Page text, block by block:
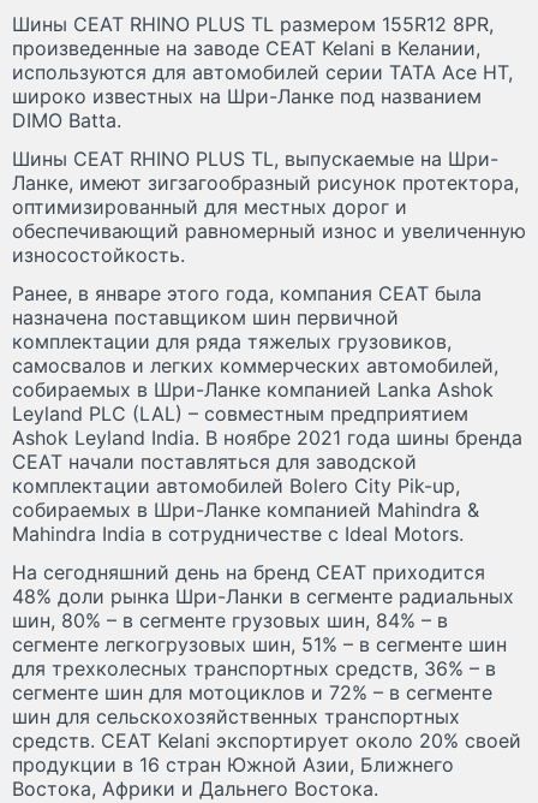
Шины CEAT RHINO PLUS TL размером 155R12 8PR,
произведенные на заводе CEAT Kelani в Келании,
используются для автомобилей серии TATA Ace HT,
широко известных на Шри-Ланке под названием
DIMO Batta.
Шины CEAT RHINO PLUS TL, выпускаемые на Шри-
Ланке, имеют зигзагообразный рисунок протектора,
оптимизированный для местных дорог и
обеспечивающий равномерный износ и увеличенную
износостойкость.
Ранее, в январе этого года, компания CEAT была
назначена поставщиком шин первичной
комплектации для ряда тяжелых грузовиков,
самосвалов и легких коммерческих автомобилей,
собираемых в Шри-Ланке компанией Lanka Ashok
Leyland PLC (LAL) – совместным предприятием
Ashok Leyland India. В ноябре 2021 года шины бренда
CEAT начали поставляться для заводской
комплектации автомобилей Bolero City Pik-up,
собираемых в Шри-Ланке компанией Mahindra &
Mahindra India в сотрудничестве с Ideal Motors.
На сегодняшний день на бренд CEAT приходится
48% доли рынка Шри-Ланки в сегменте радиальных
шин, 80% – в сегменте грузовых шин, 84% – в
сегменте легкогрузовых шин, 51% – в сегменте шин
для трехколесных транспортных средств, 36% – в
сегменте шин для мотоциклов и 72% – в сегменте
шин для сельскохозяйственных транспортных
средств. CEAT Kelani экспортирует около 20% своей
продукции в 16 стран Южной Азии, Ближнего
Востока, Африки и Дальнего Востока.